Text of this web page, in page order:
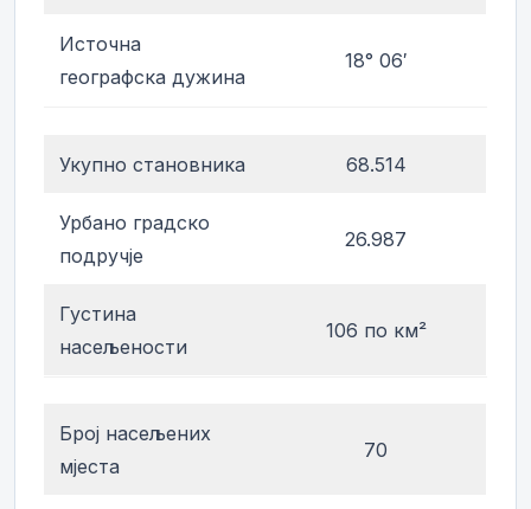
Источна
географска дужина
18° 06′
Укупно становника 68.514
Урбано градско
подручје
26.987
Густина
насељености
106 по км²
Број насељених
мјеста
70